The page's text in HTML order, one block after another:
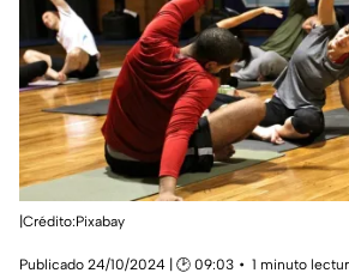
|Crédito:Pixabay
Publicado 24/10/2024 | 🕑 09:03
1 minuto